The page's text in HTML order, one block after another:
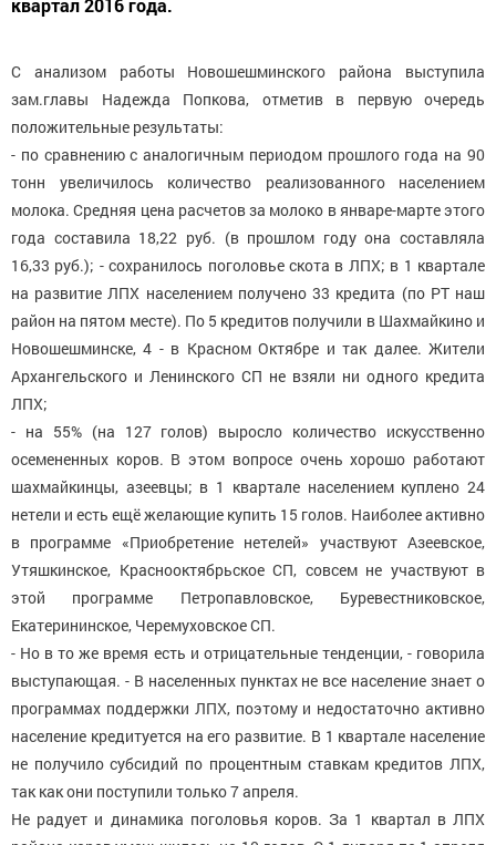
С анализом работы Новошешминского района выступила
зам.главы Надежда Попкова, отметив в первую очередь
положительные результаты:
- по сравнению с аналогичным периодом прошлого года на 90
тонн увеличилось количество реализованного населением
молока. Средняя цена расчетов за молоко в январе-марте этого
года составила 18,22 руб. (в прошлом году она составляла
16,33 руб.); - сохранилось поголовье скота в ЛПХ; в 1 квартале
на развитие ЛПХ населением получено 33 кредита (по РТ наш
район на пятом месте). По 5 кредитов получили в Шахмайкино и
Новошешминске, 4 - в Красном Октябре и так далее. Жители
Архангельского и Ленинского СП не взяли ни одного кредита
ЛПХ;
- на 55% (на 127 голов) выросло количество искусственно
осемененных коров. В этом вопросе очень хорошо работают
шахмайкинцы, азеевцы; в 1 квартале населением куплено 24
нетели и есть ещё желающие купить 15 голов. Наиболее активно
в программе «Приобретение нетелей» участвуют Азеевское,
Утяшкинское, Краснооктябрьское СП, совсем не участвуют в
этой программе Петропавловское, Буревестниковское,
Екатерининское, Черемуховское СП.
- Но в то же время есть и отрицательные тенденции, - говорила
выступающая. - В населенных пунктах не все население знает о
программах поддержки ЛПХ, поэтому и недостаточно активно
население кредитуется на его развитие. В 1 квартале население
не получило субсидий по процентным ставкам кредитов ЛПХ,
так как они поступили только 7 апреля.
Не радует и динамика поголовья коров. За 1 квартал в ЛПХ